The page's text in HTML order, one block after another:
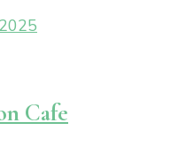
Cafe